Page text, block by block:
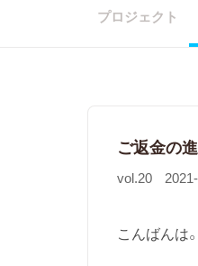
プロジェクト
ご返金の
vol.20
こんばんは